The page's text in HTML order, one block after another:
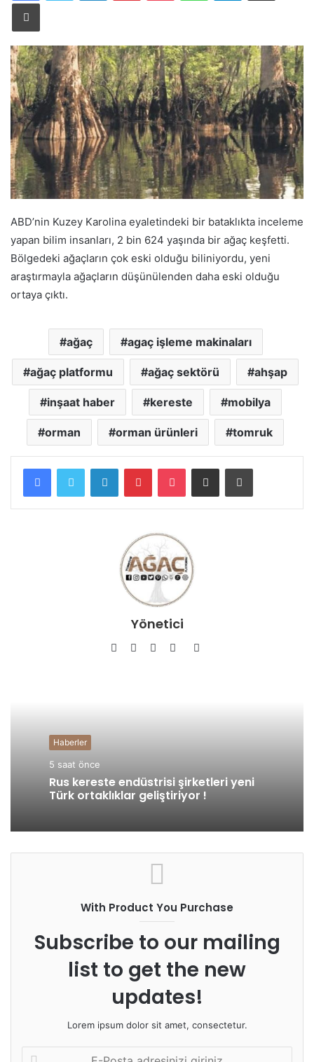
Yazdır
ABD’nin Kuzey Karolina eyaletindeki bir bataklıkta inceleme
yapan bilim insanları, 2 bin 624 yaşında bir ağaç keşfetti.
Bölgedeki ağaçların çok eski olduğu biliniyordu, yeni
araştırmayla ağaçların düşünülenden daha eski olduğu
ortaya çıktı.
ağaç agaç işleme makinaları
ağaç platformu ağaç sektörü ahşap
inşaat haber kereste mobilya
orman orman ürünleri tomruk
FacebookTwitter LinkedIn PinterestPocket E-Posta ile paylaş
Yönetici
Facebook
TwitterYouTubePinterest
Haberler
5 saat önce
Rus kereste endüstrisi şirketleri yeni
Türk ortaklıklar geliştiriyor !
With Product You Purchase
Subscribe to our mailing
list to get the new
updates!
Lorem ipsum dolor sit amet, consectetur.